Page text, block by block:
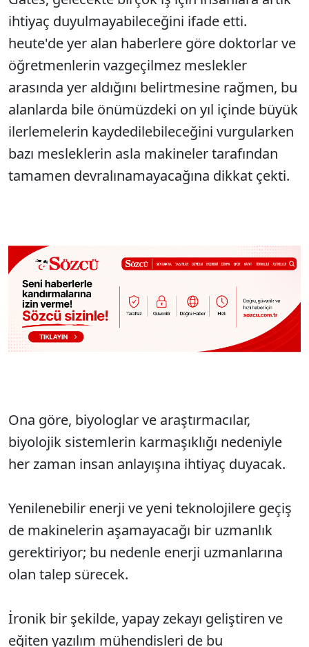
ihtiyaç duyulmayabileceğini ifade etti.
heute'de yer alan haberlere göre doktorlar ve
öğretmenlerin vazgeçilmez meslekler
arasında yer aldığını belirtmesine rağmen, bu
alanlarda bile önümüzdeki on yıl içinde büyük
ilerlemelerin kaydedilebileceğini vurgularken
bazı mesleklerin asla makineler tarafından
tamamen devralınamayacağına dikkat çekti.
Ona göre, biyologlar ve araştırmacılar,
biyolojik sistemlerin karmaşıklığı nedeniyle
her zaman insan anlayışına ihtiyaç duyacak.
Yenilenebilir enerji ve yeni teknolojilere geçiş
de makinelerin aşamayacağı bir uzmanlık
gerektiriyor; bu nedenle enerji uzmanlarına
olan talep sürecek.
İronik bir şekilde, yapay zekayı geliştiren ve
eğiten yazılım mühendisleri de bu